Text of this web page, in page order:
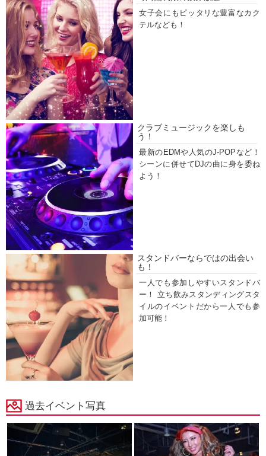
女子会にもピッタリな豊富なカク
テルなども！
クラブミュージックを楽しも
う！
最新のEDMや人気のJ-POPなど！
シーンに併せてDJの曲に身を委ね
よう！
スタンドバーならではの出会い
も！
一人でも参加しやすいスタンドバ
ー！ 立ち飲みスタンディングスタ
イルのイベントだから一人でも参
加可能！
過去イベント写真